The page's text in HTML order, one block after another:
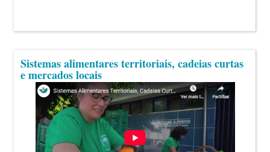
Sistemas alimentares territoriais, cadeias curtas
e mercados locais